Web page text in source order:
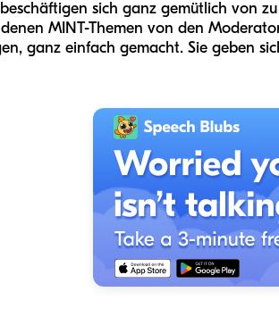
sich ganz gemütlich von
MINT-Themen von den
ganz einfach gemacht. Sie geben